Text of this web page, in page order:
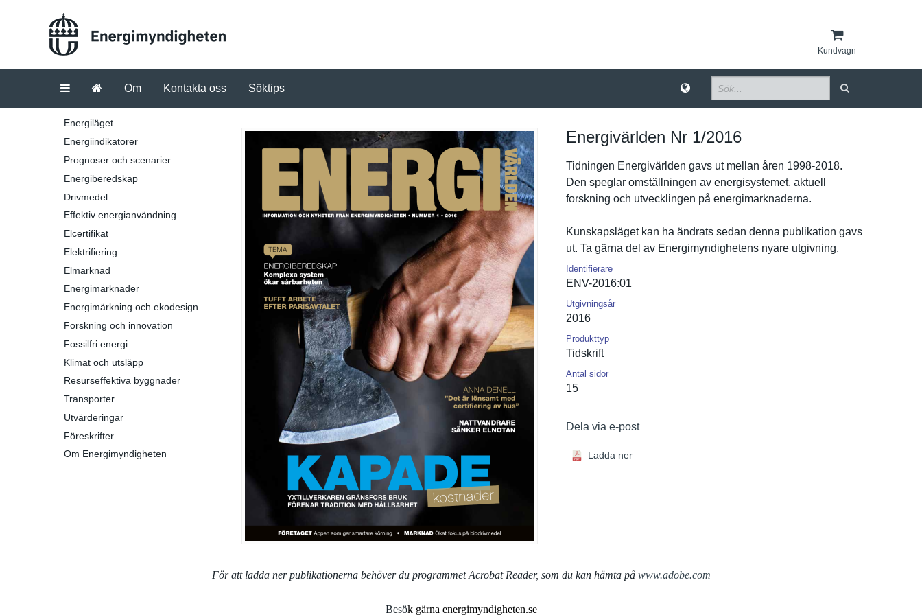
Kundvagn
Om Kontakta oss Söktips
Energiläget
Energiindikatorer
Prognoser och scenarier
Energiberedskap
Drivmedel
Effektiv energianvändning
Elcertifikat
Elektrifiering
Elmarknad
Energimarknader
Energimärkning och ekodesign
Forskning och innovation
Fossilfri energi
Klimat och utsläpp
Resurseffektiva byggnader
Transporter
Utvärderingar
Föreskrifter
Om Energimyndigheten
Energivärlden Nr 1/​2016
Tidningen Energivärl­den gavs ut mellan åren 1998-2018.
Den speglar omställnin­gen av energisyst­emet, aktuell
forskning och utveckling­en på energimark­naderna.
Kunskapslä­get kan ha ändrats sedan denna publikatio­n gavs
ut. Ta gärna del av Energimynd­ighetens nyare utgivning.
Identifierare
ENV-2016:01
Utgivningsår
2016
Produkttyp
Tidskrift
Antal sidor
15
Dela via e-post
Ladda ner
För att ladda ner publikationerna behöver du programmet Acrobat Reader, som du kan hämta på www.adobe.com
Besök gärna energimyndigheten.se